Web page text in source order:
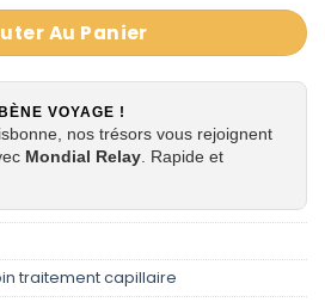
Au Panier
VOYAGE !
nos trésors vous rejoignent
Mondial Relay . Rapide et
traitement capillaire